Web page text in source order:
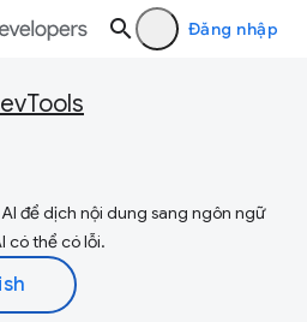
Đăng nhập
để dịch nội dung sang ngôn ngữ
có thể có lỗi.